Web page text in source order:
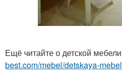
Ещё читайте о детской мебели
best.com/mebel/detskaya-mebel